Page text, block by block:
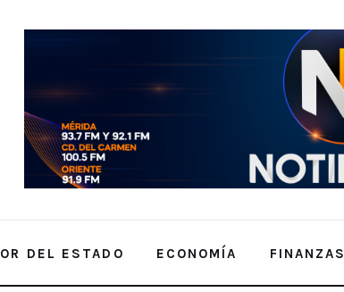
DEL ESTADO ECONOMÍA FINANZAS